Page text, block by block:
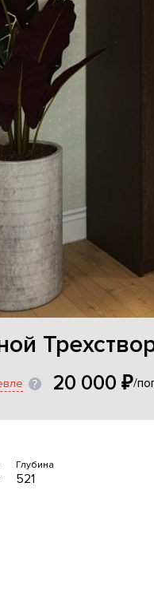
20 000 ₽/
Глубина
521